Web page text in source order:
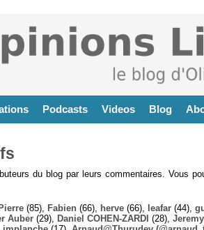
Podcasts Videos Blog
du blog par leurs commentaires. Vous
Pierre (85), Fabien (66), herve (66), leafar (44),
Auber (29), Daniel COHEN-ZARDI (28),